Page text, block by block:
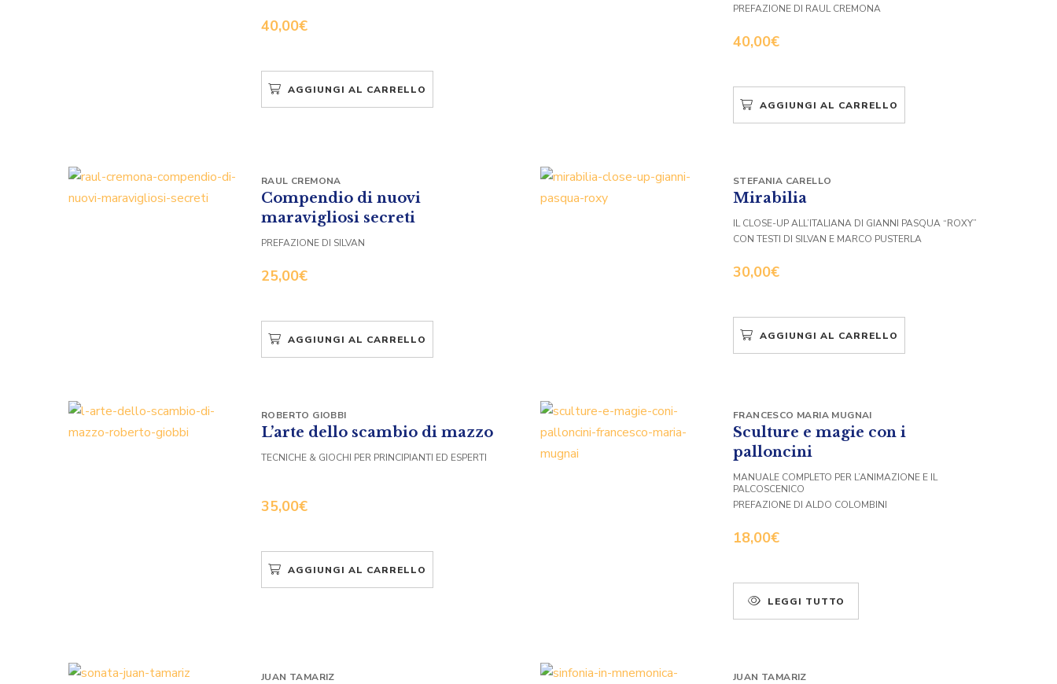
40,00€
AGGIUNGI AL CARRELLO
40,00€
PREFAZIONE DI RAUL CREMONA
AGGIUNGI AL CARRELLO
Compendio di nuovi
maravigliosi secreti
25,00€
RAUL CREMONA
PREFAZIONE DI SILVAN
AGGIUNGI AL CARRELLO
Mirabilia
30,00€
STEFANIA CARELLO
IL CLOSE-UP ALL’ITALIANA DI GIANNI PASQUA “ROXY”
CON TESTI DI SILVAN E MARCO PUSTERLA
AGGIUNGI AL CARRELLO
L’arte dello scambio di mazzo
35,00€
ROBERTO GIOBBI
TECNICHE & GIOCHI PER PRINCIPIANTI ED ESPERTI
AGGIUNGI AL CARRELLO
Sculture e magie con i
palloncini
18,00€
FRANCESCO MARIA MUGNAI
MANUALE COMPLETO PER L’ANIMAZIONE E IL
PALCOSCENICO
PREFAZIONE DI ALDO COLOMBINI
LEGGI TUTTO
JUAN TAMARIZ JUAN TAMARIZ